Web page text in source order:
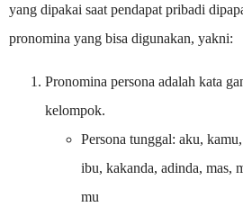
yang dipakai saat pendapat pribadi
pronomina yang bisa digunakan, yakni:
Pronomina persona adalah kata
kelompok.
Persona tunggal: aku,
ibu, kakanda, adinda, mas,
mu